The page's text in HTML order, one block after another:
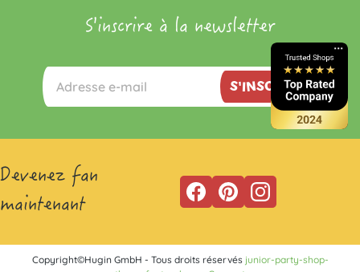
S'inscrire à la newsletter
S'INSCRIRE
Devenez fan
maintenant
Copyright©Hugin GmbH - Tous droits réservés junior-party-shop-